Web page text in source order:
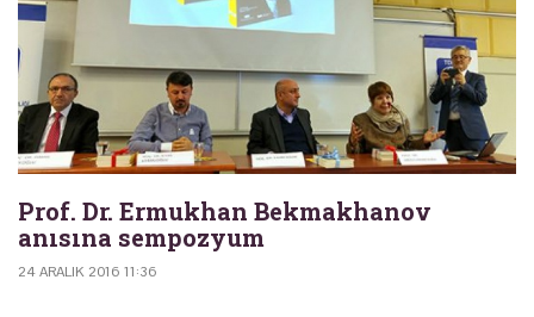
Prof. Dr. Ermukhan Bekmakhanov
anısına sempozyum
24 ARALIK 2016 11:36